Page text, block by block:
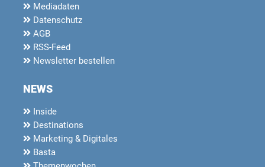
Mediadaten
Datenschutz
AGB
RSS-Feed
Newsletter bestellen
NEWS
Inside
Destinations
Marketing & Digitales
Basta